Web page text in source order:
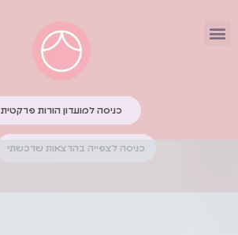
כניסה למועדון הורות פרקטית
כניסה לצפייה בהרצאות שרכשתי